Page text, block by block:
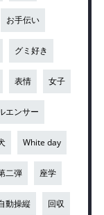
お手伝い
グミ好き
表情 女子
エンサー
White day
二弾 座学
動操縦 回収